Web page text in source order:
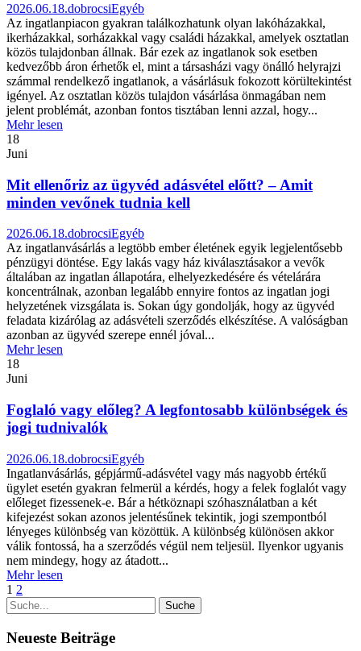
2026.06.18.dobrocsiEgyéb
Az ingatlanpiacon gyakran találkozhatunk olyan lakóházakkal,
ikerházakkal, sorházakkal vagy családi házakkal, amelyek osztatlan
közös tulajdonban állnak. Bár ezek az ingatlanok sok esetben
kedvezőbb áron érhetők el, mint a társasházi vagy önálló helyrajzi
számmal rendelkező ingatlanok, a vásárlásuk fokozott körültekintést
igényel. Az osztatlan közös tulajdon vásárlása önmagában nem
jelent problémát, azonban fontos tisztában lenni azzal, hogy...
Mehr lesen
18
Juni
Mit ellenőriz az ügyvéd adásvétel előtt? – Amit
minden vevőnek tudnia kell
2026.06.18.dobrocsiEgyéb
Az ingatlanvásárlás a legtöbb ember életének egyik legjelentősebb
pénzügyi döntése. Egy lakás vagy ház kiválasztásakor a vevők
általában az ingatlan állapotára, elhelyezkedésére és vételárára
koncentrálnak, azonban legalább ennyire fontos az ingatlan jogi
helyzetének vizsgálata is. Sokan úgy gondolják, hogy az ügyvéd
feladata kizárólag az adásvételi szerződés elkészítése. A valóságban
azonban az ügyvéd szerepe ennél jóval...
Mehr lesen
18
Juni
Foglaló vagy előleg? A legfontosabb különbségek és
jogi tudnivalók
2026.06.18.dobrocsiEgyéb
Ingatlanvásárlás, gépjármű-adásvétel vagy más nagyobb értékű
ügylet esetén gyakran felmerül a kérdés, hogy a felek foglalót vagy
előleget fizessenek-e. Bár a hétköznapi szóhasználatban a két
kifejezést sokan azonos jelentésűnek tekintik, jogi szempontból
lényeges különbség van közöttük. A különbség különösen akkor
válik fontossá, ha a szerződés végül nem teljesül. Ilyenkor ugyanis
nem mindegy, hogy az átadott...
Mehr lesen
1 2
Neueste Beiträge